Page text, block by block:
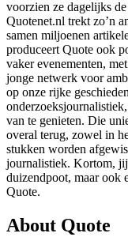
voorzien ze dagelijks
Quotenet.nl trekt zo’n
samen miljoenen
produceert Quote ook
vaker evenementen,
jonge netwerk voor
op onze rijke
van te genieten. Die
overal terug, zowel in
stukken worden
journalistiek. Kortom, jij
duizendpoot, maar ook
Quote.
About Quote